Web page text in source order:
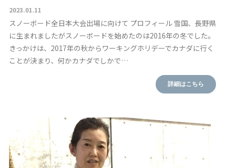
2023.01.11
スノーボード全日本大会出場に向けて プロフィール 雪国、長野県
に生まれましたがスノーボードを始めたのは2016年の冬でした。
きっかけは、2017年の秋からワーキングホリデーでカナダに行く
ことが決まり、何かカナダでしかで…
詳細はこちら